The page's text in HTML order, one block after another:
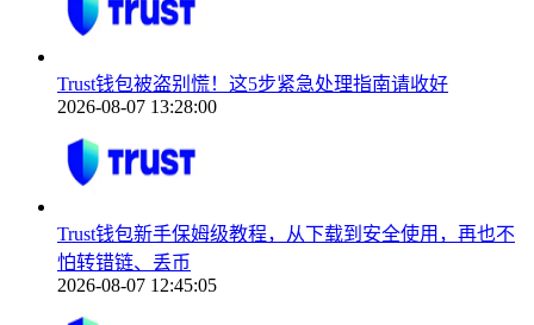
Trust钱包被盗别慌！这5步紧急处理指南请收好
2026-08-07 13:28:00
Trust钱包新手保姆级教程，从下载到安全使用，再也不
怕转错链、丢币
2026-08-07 12:45:05